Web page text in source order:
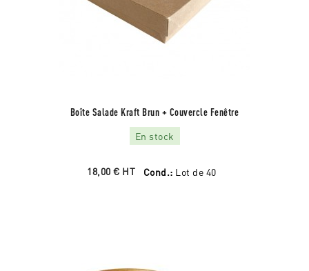
Boîte Salade Kraft Brun + Couvercle Fenêtre
En stock
18,00 € HT Cond.: Lot de 40